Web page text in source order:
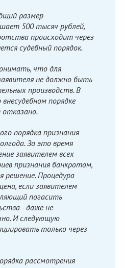
размер
500 тысяч рублей,
происходит через
судебный порядок.
что для
не должно быть
производств. В
порядке
порядка признания
За это время
заявителем всех
признания банкротом,
решение. Процедура
если заявителем
погасить
- даже не
И следующую
только через
рассмотрения